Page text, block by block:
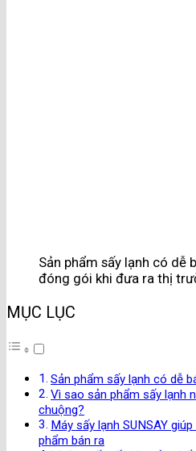
Sản phẩm sấy lạnh có dễ
đóng gói khi đưa ra thị
MỤC LỤC
Sản phẩm sấy lạnh có dễ
Vì sao sản phẩm sấy lạnh
chuộng?
Máy sấy lạnh SUNSAY
phẩm bán ra